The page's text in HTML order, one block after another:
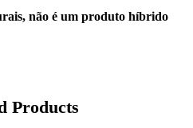
não é um produto híbrido
Products